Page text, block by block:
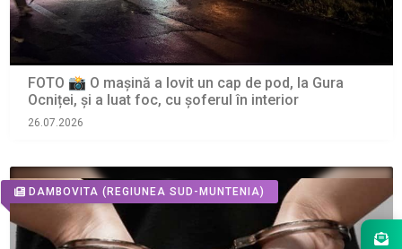
FOTO 📸 O mașină a lovit un cap de pod, la Gura
Ocniței, și a luat foc, cu șoferul în interior
26.07.2026
DAMBOVITA (REGIUNEA SUD-MUNTENIA)